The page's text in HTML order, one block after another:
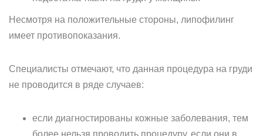
Несмотря на положительные стороны, липофилинг
имеет противопоказания.
Специалисты отмечают, что данная процедура на груди
не проводится в ряде случаев:
если диагностированы кожные заболевания, тем
более нельзя проводить процедуру, если они в